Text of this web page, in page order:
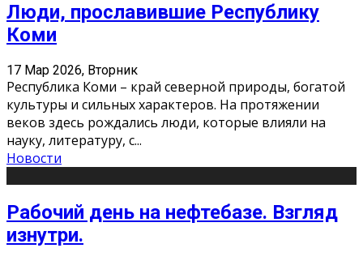
Люди, прославившие Республику
Коми
17 Мар 2026, Вторник
Республика Коми – край северной природы, богатой
культуры и сильных характеров. На протяжении
веков здесь рождались люди, которые влияли на
науку, литературу, с...
Новости
Рабочий день на нефтебазе. Взгляд
изнутри.